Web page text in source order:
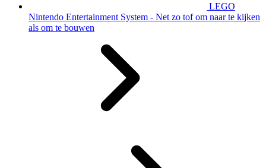
LEGO
Nintendo Entertainment System - Net zo tof om naar te kijken
als om te bouwen